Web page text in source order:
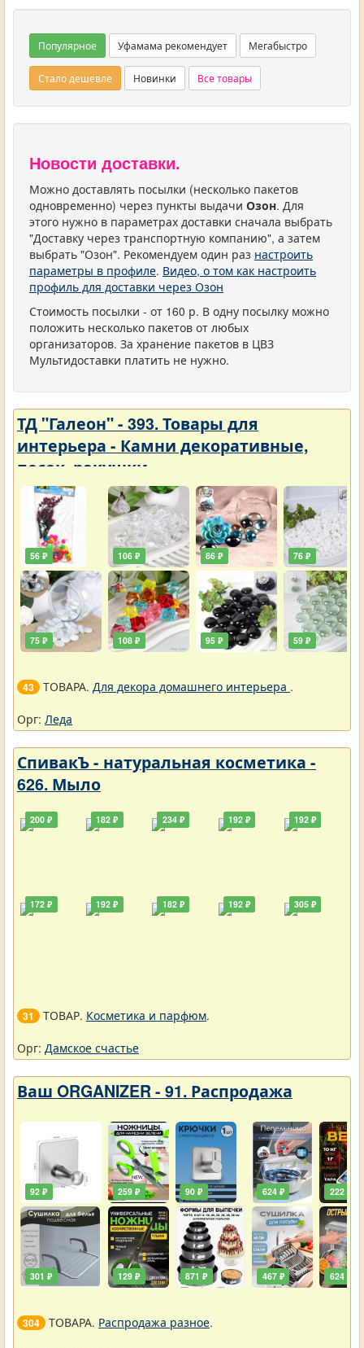
Популярное Уфамама рекомендует Мегабыстро
Стало дешевле Новинки Все товары
Новости доставки.
Можно доставлять посылки (несколько пакетов
одновременно) через пункты выдачи Озон. Для
этого нужно в параметрах доставки сначала выбрать
"Доставку через транспортную компанию", а затем
выбрать "Озон". Рекомендуем один раз настроить
параметры в профиле. Видео, о том как настроить
профиль для доставки через Озон
Стоимость посылки - от 160 р. В одну посылку можно
положить несколько пакетов от любых
организаторов. За хранение пакетов в ЦВЗ
Мультидоставки платить не нужно.
ТД "Галеон" - 393. Товары для
интерьера - Камни декоративные,
песок, ракушки
56 ₽
75 ₽
106 ₽
108 ₽
86 ₽
95 ₽
76 ₽
59 ₽
43 ТОВАРА. Для декора домашнего интерьера .
Орг: Леда
СпивакЪ - натуральная косметика -
626. Мыло
200 ₽
172 ₽
182 ₽
192 ₽
234 ₽
182 ₽
192 ₽
192 ₽
192 ₽
305 ₽
31 ТОВАР. Косметика и парфюм.
Орг: Дамское счастье
Ваш ORGANIZER - 91. Распродажа
92 ₽
301 ₽
259 ₽
129 ₽
90 ₽
871 ₽
624 ₽
467 ₽
222 ₽
624 ₽
304 ТОВАРА. Распродажа разное.